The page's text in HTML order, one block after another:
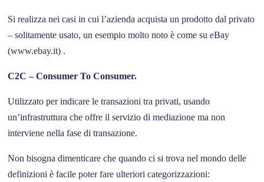
Si realizza nei casi in cui l’azienda acquista un prodotto dal privato
– solitamente usato, un esempio molto noto è come su eBay
(www.ebay.it) .
C2C – Consumer To Consumer.
Utilizzato per indicare le transazioni tra privati, usando
un’infrastruttura che offre il servizio di mediazione ma non
interviene nella fase di transazione.
Non bisogna dimenticare che quando ci si trova nel mondo delle
definizioni è facile poter fare ulteriori categorizzazioni: